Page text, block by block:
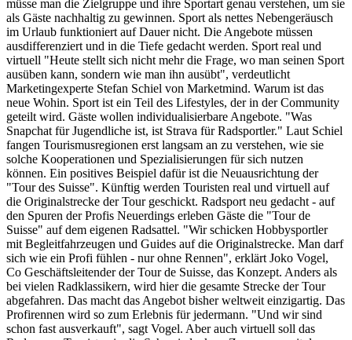
müsse man die Zielgruppe und ihre Sportart genau verstehen, um sie
als Gäste nachhaltig zu gewinnen. Sport als nettes Nebengeräusch
im Urlaub funktioniert auf Dauer nicht. Die Angebote müssen
ausdifferenziert und in die Tiefe gedacht werden. Sport real und
virtuell "Heute stellt sich nicht mehr die Frage, wo man seinen Sport
ausüben kann, sondern wie man ihn ausübt", verdeutlicht
Marketingexperte Stefan Schiel von Marketmind. Warum ist das
neue Wohin. Sport ist ein Teil des Lifestyles, der in der Community
geteilt wird. Gäste wollen individualisierbare Angebote. "Was
Snapchat für Jugendliche ist, ist Strava für Radsportler." Laut Schiel
fangen Tourismusregionen erst langsam an zu verstehen, wie sie
solche Kooperationen und Spezialisierungen für sich nutzen
können. Ein positives Beispiel dafür ist die Neuausrichtung der
"Tour des Suisse". Künftig werden Touristen real und virtuell auf
die Originalstrecke der Tour geschickt. Radsport neu gedacht - auf
den Spuren der Profis Neuerdings erleben Gäste die "Tour de
Suisse" auf dem eigenen Radsattel. "Wir schicken Hobbysportler
mit Begleitfahrzeugen und Guides auf die Originalstrecke. Man darf
sich wie ein Profi fühlen - nur ohne Rennen", erklärt Joko Vogel,
Co Geschäftsleitender der Tour de Suisse, das Konzept. Anders als
bei vielen Radklassikern, wird hier die gesamte Strecke der Tour
abgefahren. Das macht das Angebot bisher weltweit einzigartig. Das
Profirennen wird so zum Erlebnis für jedermann. "Und wir sind
schon fast ausverkauft", sagt Vogel. Aber auch virtuell soll das